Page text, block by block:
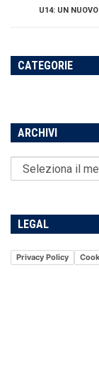
U14: UN
CATEGORIE
ARCHIVI
LEGAL
Privacy Policy